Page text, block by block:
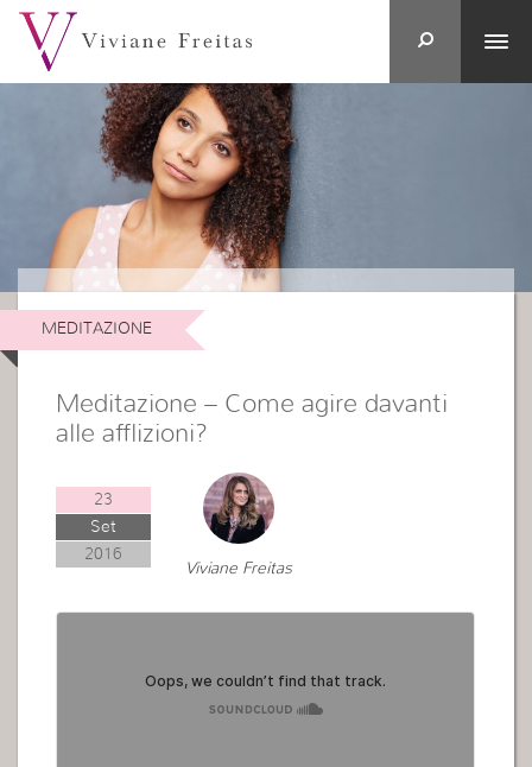
MEDITAZIONE
Meditazione – Come agire davanti
alle afflizioni?
23
Set
2016
Viviane Freitas